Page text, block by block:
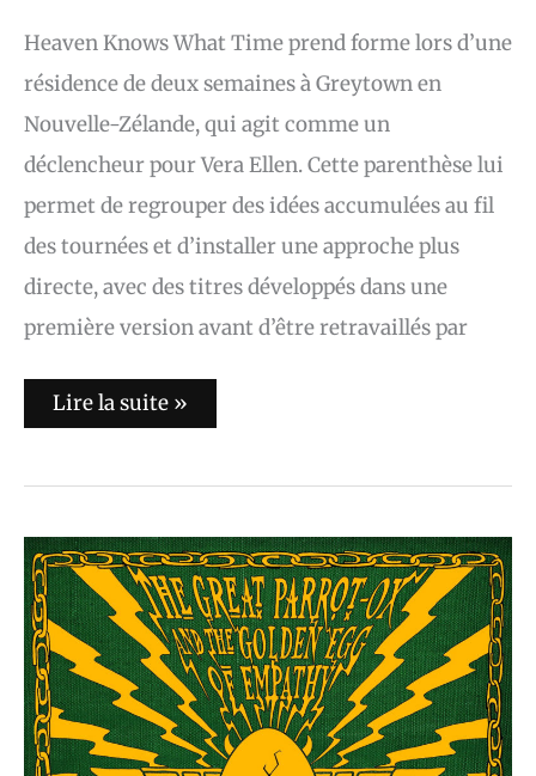
Heaven Knows What Time prend forme lors d’une
résidence de deux semaines à Greytown en
Nouvelle-Zélande, qui agit comme un
déclencheur pour Vera Ellen. Cette parenthèse lui
permet de regrouper des idées accumulées au fil
des tournées et d’installer une approche plus
directe, avec des titres développés dans une
première version avant d’être retravaillés par
Lire la suite »
L’album
du
jour
:
The
Claypool
Lennon
Delirium
–
The
Great
Parrot-